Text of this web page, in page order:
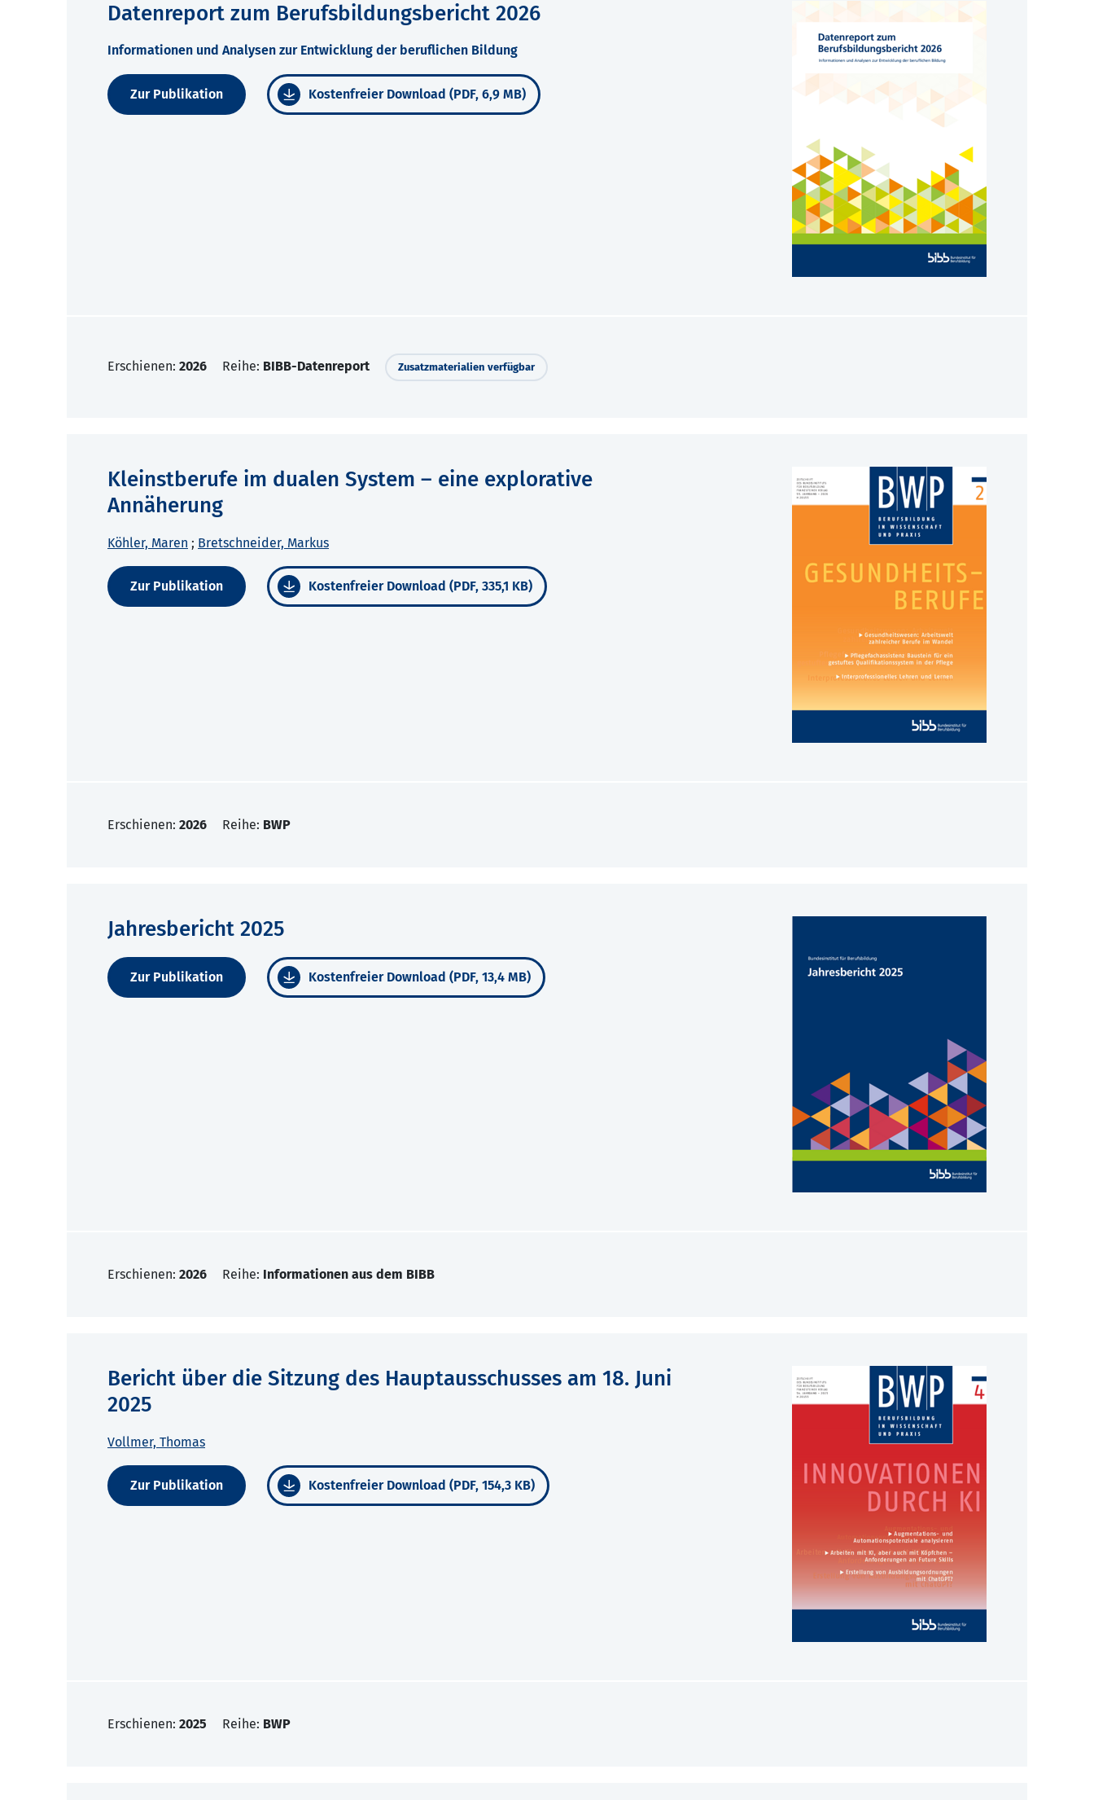
Datenreport zum Berufsbildungsbericht 2026
Informationen und Analysen zur Entwicklung der beruflichen Bildung
Zur Publikation Kostenfreier Download (PDF, 6,9 MB)
Erschienen: 2026 Reihe: BIBB-Datenreport Zusatzmaterialien verfügbar
Kleinstberufe im dualen System – eine explorative
Annäherung
Köhler, Maren ; Bretschneider, Markus
Zur Publikation Kostenfreier Download (PDF, 335,1 KB)
Erschienen: 2026 Reihe: BWP
Jahresbericht 2025
Zur Publikation Kostenfreier Download (PDF, 13,4 MB)
Erschienen: 2026 Reihe: Informationen aus dem BIBB
Bericht über die Sitzung des Hauptausschusses am 18. Juni
2025
Vollmer, Thomas
Zur Publikation Kostenfreier Download (PDF, 154,3 KB)
Erschienen: 2025 Reihe: BWP